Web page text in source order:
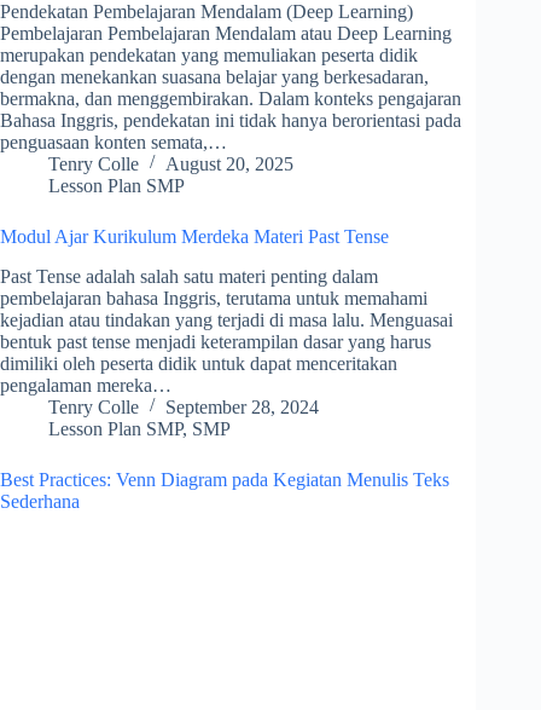
Pendekatan Pembelajaran Mendalam (Deep Learning)
Pembelajaran Pembelajaran Mendalam atau Deep Learning
merupakan pendekatan yang memuliakan peserta didik
dengan menekankan suasana belajar yang berkesadaran,
bermakna, dan menggembirakan. Dalam konteks pengajaran
Bahasa Inggris, pendekatan ini tidak hanya berorientasi pada
penguasaan konten semata,…
Tenry Colle
August 20, 2025
Lesson Plan SMP
Modul Ajar Kurikulum Merdeka Materi Past Tense
Past Tense adalah salah satu materi penting dalam
pembelajaran bahasa Inggris, terutama untuk memahami
kejadian atau tindakan yang terjadi di masa lalu. Menguasai
bentuk past tense menjadi keterampilan dasar yang harus
dimiliki oleh peserta didik untuk dapat menceritakan
pengalaman mereka…
Tenry Colle
September 28, 2024
Lesson Plan SMP, SMP
Best Practices: Venn Diagram pada Kegiatan Menulis Teks
Sederhana